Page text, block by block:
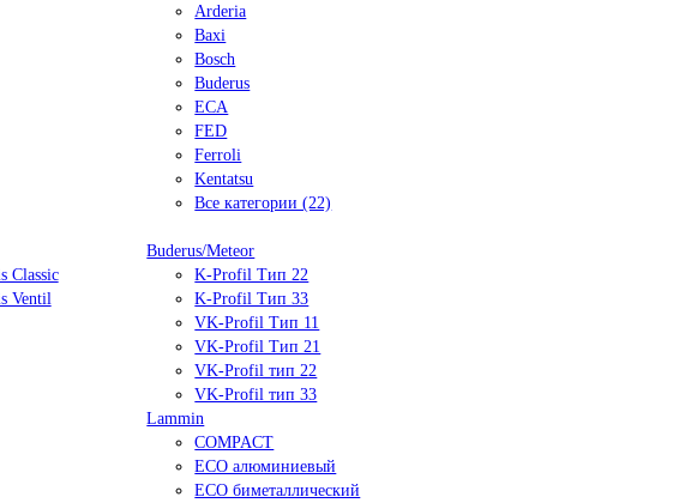
Arderia
Baxi
Bosch
Buderus
ECA
FED
Ferroli
Kentatsu
Все категории (22)
Classic
Ventil
Buderus/Meteor
K-Profil Тип 22
K-Profil Тип 33
VK-Profil Тип 11
VK-Profil Тип 21
VK-Profil тип 22
VK-Profil тип 33
Lammin
COMPACT
ECO алюминиевый
ECO биметаллический